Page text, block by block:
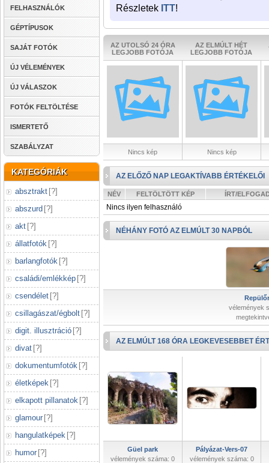
FELHASZNÁLÓK
GÉPTÍPUSOK
SAJÁT FOTÓK
ÚJ VÉLEMÉNYEK
ÚJ VÁLASZOK
FOTÓK FELTÖLTÉSE
ISMERTETŐ
SZABÁLYZAT
KATEGÓRIÁK
absztrakt [?]
abszurd [?]
akt [?]
állatfotók [?]
barlangfotók [?]
családi/emlékkép [?]
csendélet [?]
csillagászat/égbolt [?]
digit. illusztráció [?]
divat [?]
dokumentumfotók [?]
életképek [?]
elkapott pillanatok [?]
glamour [?]
hangulatképek [?]
humor [?]
Részletek ITT!
AZ UTOLSÓ 24 ÓRA
LEGJOBB FOTÓJA
AZ ELMÚLT HÉT
LEGJOBB FOTÓJA
Nincs kép Nincs kép
AZ ELŐZŐ NAP LEGAKTÍVABB ÉRTÉKELŐI
NÉV FELTÖLTÖTT KÉP ÍRT/
Nincs ilyen felhasználó
NÉHÁNY FOTÓ AZ ELMÚLT 30 NAPBÓL
vélemények
AZ ELMÚLT 168 ÓRA LEGKEVESEBBET
Güel park
vélemények száma: 0
Pályázat-Vers-07
vélemények száma: 0